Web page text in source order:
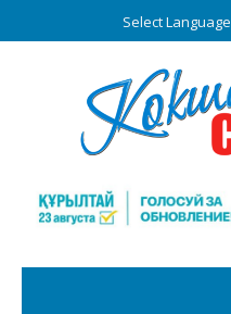
Select Language